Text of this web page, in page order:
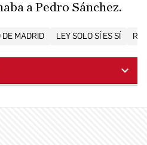
a Pedro Sánchez.
MADRID LEY SOLO SÍ ES SÍ